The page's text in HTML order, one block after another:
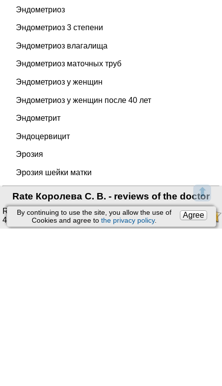
⬆
Agree
By continuing to use the site, you allow the use of
Cookies and agree to the privacy policy.
Эндометриоз
Эндометриоз 3 степени
Эндометриоз влагалища
Эндометриоз маточных труб
Эндометриоз у женщин
Эндометриоз у женщин после 40 лет
Эндометрит
Эндоцервицит
Эрозия
Эрозия шейки матки
Rate Королева С. В. - reviews of the doctor
Rating:4.78/5. Ratings:
46